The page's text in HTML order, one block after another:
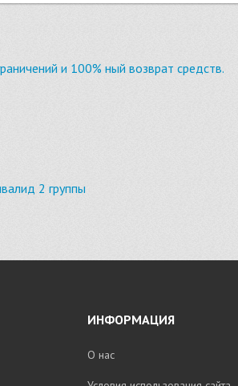
и 100% ный возврат средств.
2 группы
ИНФОРМАЦИЯ
О нас